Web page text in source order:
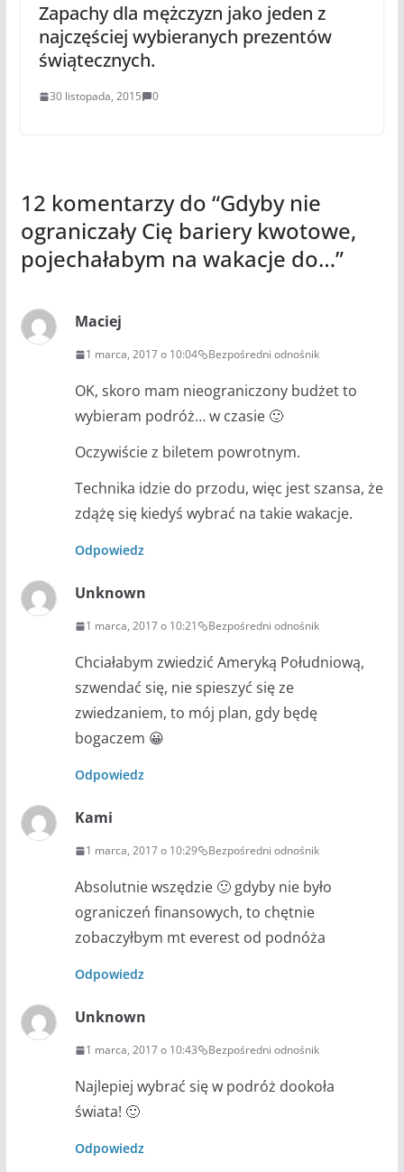
Zapachy dla mężczyzn jako jeden z
najczęściej wybieranych prezentów
świątecznych.
30 listopada, 2015 0
12 komentarzy do “Gdyby nie
ograniczały Cię bariery kwotowe,
pojechałabym na wakacje do…”
Maciej
1 marca, 2017 o 10:04 Bezpośredni odnośnik
OK, skoro mam nieograniczony budżet to
wybieram podróż… w czasie 🙂
Oczywiście z biletem powrotnym.
Technika idzie do przodu, więc jest szansa, że
zdążę się kiedyś wybrać na takie wakacje.
Odpowiedz
Unknown
1 marca, 2017 o 10:21 Bezpośredni odnośnik
Chciałabym zwiedzić Ameryką Południową,
szwendać się, nie spieszyć się ze
zwiedzaniem, to mój plan, gdy będę
bogaczem 😀
Odpowiedz
Kami
1 marca, 2017 o 10:29 Bezpośredni odnośnik
Absolutnie wszędzie 🙂 gdyby nie było
ograniczeń finansowych, to chętnie
zobaczyłbym mt everest od podnóża
Odpowiedz
Unknown
1 marca, 2017 o 10:43 Bezpośredni odnośnik
Najlepiej wybrać się w podróż dookoła
świata! 🙂
Odpowiedz